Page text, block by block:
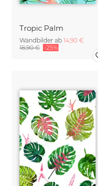
Tropic Palm
Wandbilder ab 14,90 €
18,90 € -25%